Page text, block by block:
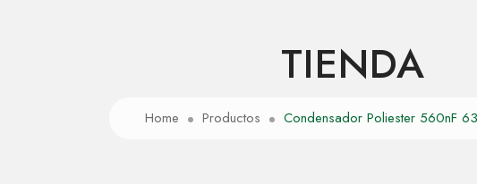
TIENDA
Home Productos Condensador Poliester 560nF